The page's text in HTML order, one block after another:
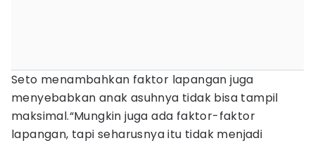
Seto menambahkan faktor lapangan juga
menyebabkan anak asuhnya tidak bisa tampil
maksimal.“Mungkin juga ada faktor-faktor
lapangan, tapi seharusnya itu tidak menjadi